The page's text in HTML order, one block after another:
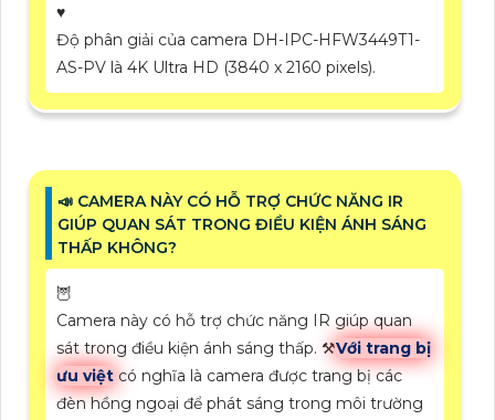
♥️
Độ phân giải của camera DH-IPC-HFW3449T1-
AS-PV là 4K Ultra HD (3840 x 2160 pixels).
📣 CAMERA NÀY CÓ HỖ TRỢ CHỨC NĂNG IR
GIÚP QUAN SÁT TRONG ĐIỀU KIỆN ÁNH SÁNG
THẤP KHÔNG?
🦉
Camera này có hỗ trợ chức năng IR giúp quan
sát trong điều kiện ánh sáng thấp. ⚒Với trang bị
ưu việt có nghĩa là camera được trang bị các
đèn hồng ngoại để phát sáng trong môi trường